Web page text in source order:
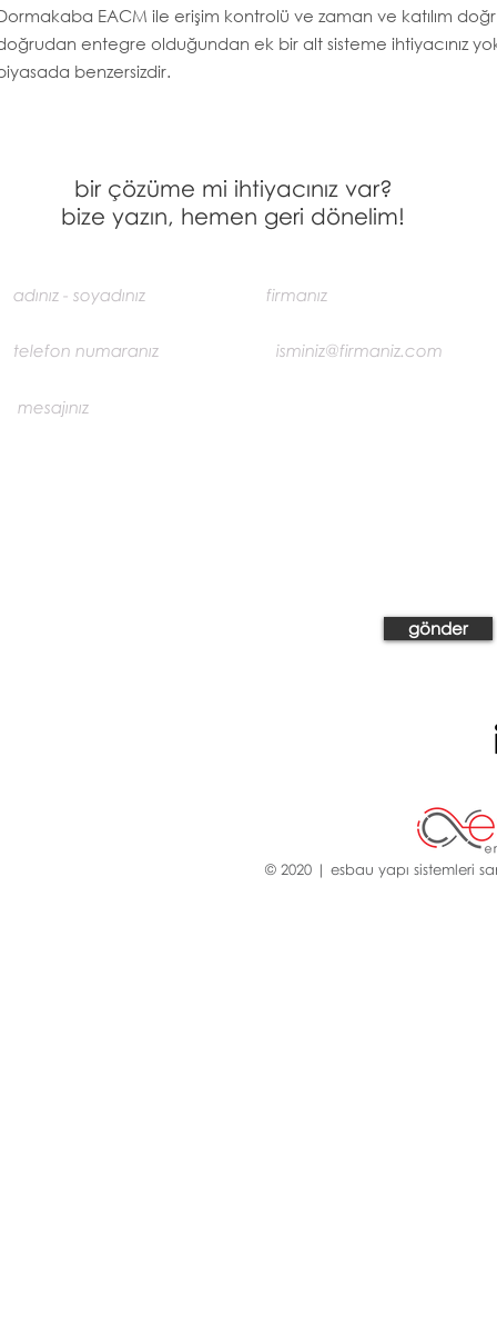
EACM ile erişim kontrolü ve zaman ve katılım
entegre olduğundan ek bir alt sisteme ihtiyacınız
benzersizdir.
bir çözüme mi ihtiyacınız var?
bize yazın, hemen geri dönelim!
gönder
© 2020 | esbau yapı sistemleri